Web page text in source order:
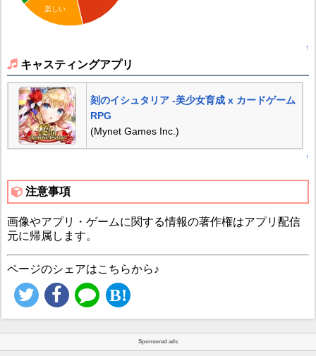
楽しい
↑
キャスティングアプリ
刻のイシュタリア -美少女育成 x カードゲーム
RPG
(Mynet Games Inc.)
↑
注意事項
画像やアプリ・ゲームに関する情報の著作権はアプリ配信
元に帰属します。
ページのシェアはこちらから♪
Sponsored ads